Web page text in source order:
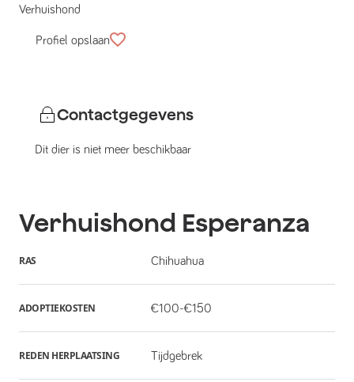
Verhuishond
Profiel opslaan
Contactgegevens
Dit dier is niet meer beschikbaar
Verhuishond Esperanza
RAS Chihuahua
ADOPTIEKOSTEN €100-€150
REDEN HERPLAATSING Tijdgebrek